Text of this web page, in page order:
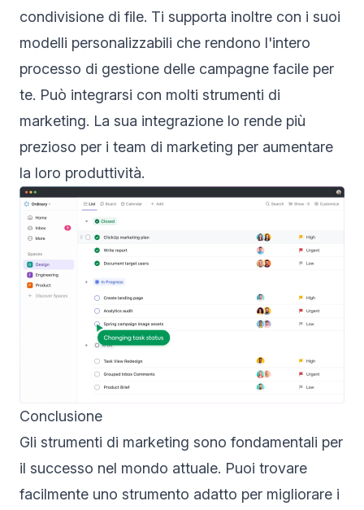
condivisione di file. Ti supporta inoltre con i suoi
modelli personalizzabili che rendono l'intero
processo di gestione delle campagne facile per
te. Può integrarsi con molti strumenti di
marketing. La sua integrazione lo rende più
prezioso per i team di marketing per aumentare
la loro produttività.
Conclusione
Gli strumenti di marketing sono fondamentali per
il successo nel mondo attuale. Puoi trovare
facilmente uno strumento adatto per migliorare i